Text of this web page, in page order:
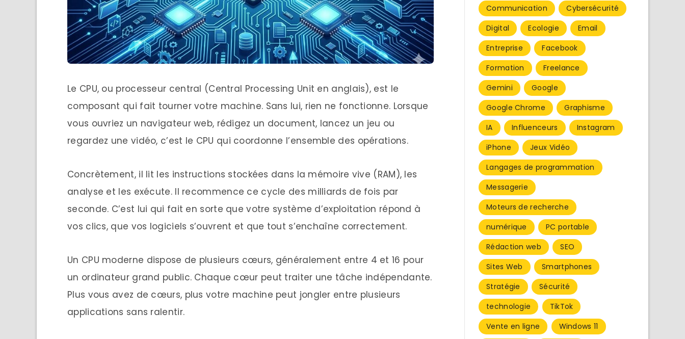
Le CPU, ou processeur central (Central Processing Unit en anglais), est le
composant qui fait tourner votre machine. Sans lui, rien ne fonctionne. Lorsque
vous ouvriez un navigateur web, rédigez un document, lancez un jeu ou
regardez une vidéo, c’est le CPU qui coordonne l’ensemble des opérations.
Concrètement, il lit les instructions stockées dans la mémoire vive (RAM), les
analyse et les exécute. Il recommence ce cycle des milliards de fois par
seconde. C’est lui qui fait en sorte que votre système d’exploitation répond à
vos clics, que vos logiciels s’ouvrent et que tout s’enchaîne correctement.
Un CPU moderne dispose de plusieurs cœurs, généralement entre 4 et 16 pour
un ordinateur grand public. Chaque cœur peut traiter une tâche indépendante.
Plus vous avez de cœurs, plus votre machine peut jongler entre plusieurs
applications sans ralentir.
Communication
Cybersécurité
Digital
Ecologie
Email
Entreprise
Facebook
Formation
Freelance
Gemini
Google
Google Chrome
Graphisme
IA
Influenceurs
Instagram
iPhone
Jeux Vidéo
Langages de programmation
Messagerie
Moteurs de recherche
numérique
PC portable
Rédaction web
SEO
Sites Web
Smartphones
Stratégie
Sécurité
technologie
TikTok
Vente en ligne
Windows 11